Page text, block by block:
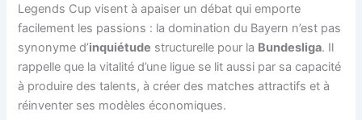
Legends Cup visent à apaiser un débat qui emporte
facilement les passions : la domination du Bayern n’est pas
synonyme d’inquiétude structurelle pour la Bundesliga. Il
rappelle que la vitalité d’une ligue se lit aussi par sa capacité
à produire des talents, à créer des matches attractifs et à
réinventer ses modèles économiques.